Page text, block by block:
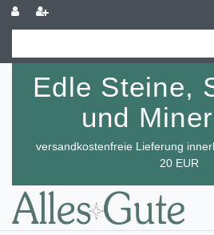
Edle Steine,
und
versandkostenfreie Lieferung
20 EUR